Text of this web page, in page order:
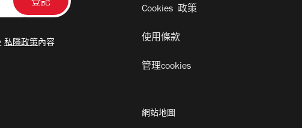
私隱政策內容
Cookies 政策
使用條款
管理cookies
網站地圖